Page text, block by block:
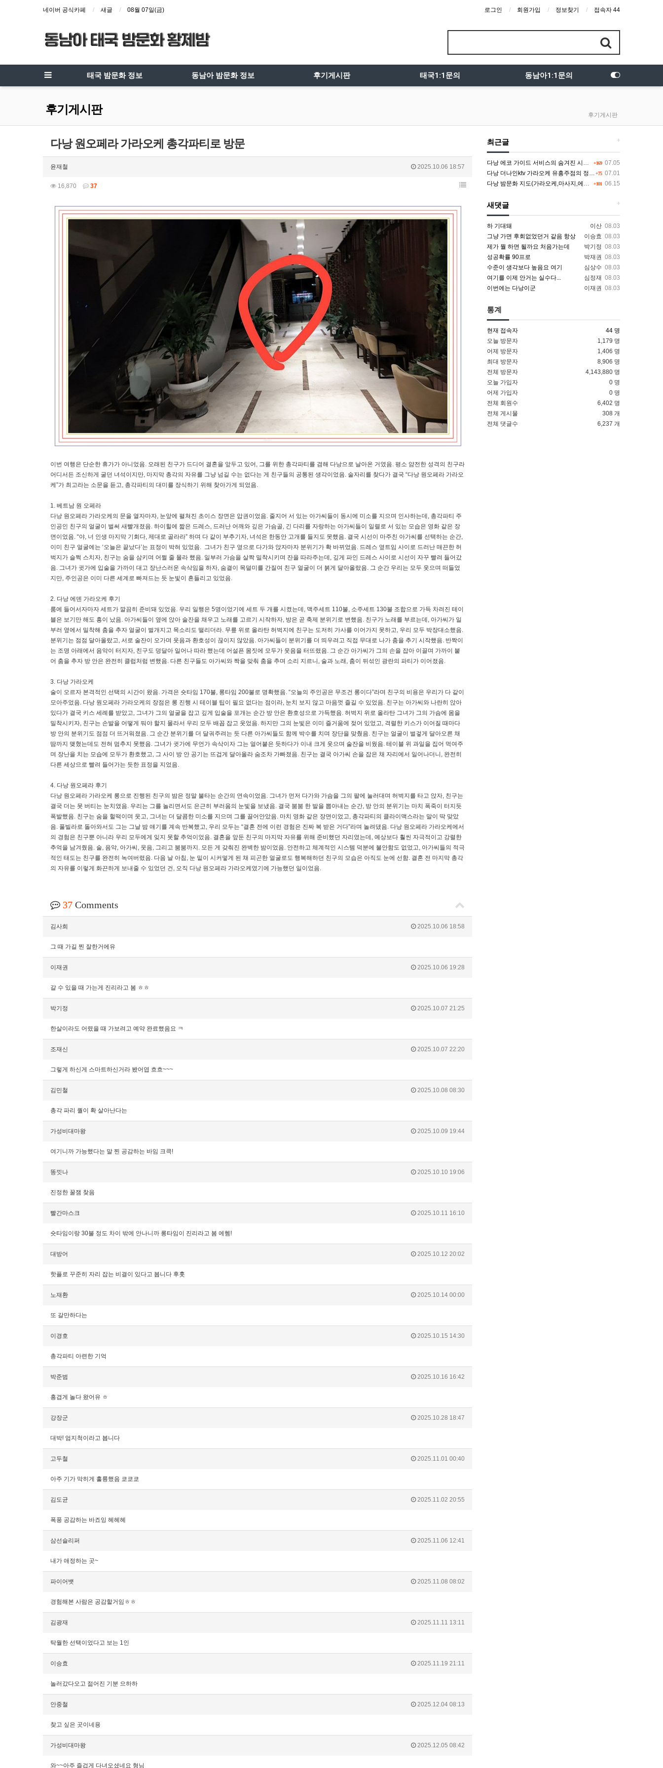
네이버 공식카페 새글 08월 07일(금) 로그인 회원가입 정보찾기 접속자 44
태국 밤문화 정보 동남아 밤문화 정보 후기게시판 태국1:1문의 동남아1:1문의
후기게시판 후기게시판
다낭 원오페라 가라오케 총각파티로 방문
윤재철 2025.10.06 18:57
16,870 37
이번 여행은 단순한 휴가가 아니었음. 오래된 친구가 드디어 결혼을 앞두고 있어, 그를 위한 총각파티를 겸해 다낭으로 날아온 거였음. 평소 얌전한 성격의 친구라
어디서든 조신하게 굴던 녀석이지만, 마지막 총각의 자유를 그냥 넘길 수는 없다는 게 친구들의 공통된 생각이었음. 술자리를 찾다가 결국 “다낭 원오페라 가라오
케”가 최고라는 소문을 듣고, 총각파티의 대미를 장식하기 위해 찾아가게 되었음.
1. 베트남 원 오페라
다낭 원오페라 가라오케의 문을 열자마자, 눈앞에 펼쳐진 초이스 장면은 압권이었음. 줄지어 서 있는 아가씨들이 동시에 미소를 지으며 인사하는데, 총각파티 주
인공인 친구의 얼굴이 벌써 새빨개졌음. 하이힐에 짧은 드레스, 드러난 어깨와 깊은 가슴골, 긴 다리를 자랑하는 아가씨들이 일렬로 서 있는 모습은 영화 같은 장
면이었음. “야, 너 인생 마지막 기회다, 제대로 골라라” 하며 다 같이 부추기자, 녀석은 한동안 고개를 들지도 못했음. 결국 시선이 마주친 아가씨를 선택하는 순간,
이미 친구 얼굴에는 ‘오늘은 끝났다’는 표정이 박혀 있었음. 그녀가 친구 옆으로 다가와 앉자마자 분위기가 확 바뀌었음. 드레스 옆트임 사이로 드러난 매끈한 허
벅지가 슬쩍 스치자, 친구는 숨을 삼키며 어쩔 줄 몰라 했음. 일부러 가슴을 살짝 밀착시키며 잔을 따라주는데, 깊게 파인 드레스 사이로 시선이 자꾸 빨려 들어갔
음. 그녀가 귓가에 입술을 가까이 대고 장난스러운 속삭임을 하자, 숨결이 목덜미를 간질여 친구 얼굴이 더 붉게 달아올랐음. 그 순간 우리는 모두 웃으며 떠들었
지만, 주인공은 이미 다른 세계로 빠져드는 듯 눈빛이 흔들리고 있었음.
2. 다낭 에덴 가라오케 후기
룸에 들어서자마자 세트가 깔끔히 준비돼 있었음. 우리 일행은 5명이었기에 세트 두 개를 시켰는데, 맥주세트 110불, 소주세트 130불 조합으로 가득 차려진 테이
블은 보기만 해도 흥이 났음. 아가씨들이 옆에 앉아 술잔을 채우고 노래를 고르기 시작하자, 방은 곧 축제 분위기로 변했음. 친구가 노래를 부르는데, 아가씨가 일
부러 옆에서 밀착해 춤을 추자 얼굴이 벌개지고 목소리도 떨리더라. 무릎 위로 올라탄 허벅지에 친구는 도저히 가사를 이어가지 못하고, 우리 모두 박장대소했음.
분위기는 점점 달아올랐고, 서로 술잔이 오가며 웃음과 환호성이 끊이지 않았음. 아가씨들이 분위기를 더 띄우려고 직접 무대로 나가 춤을 추기 시작했음. 반짝이
는 조명 아래에서 음악이 터지자, 친구도 덩달아 일어나 따라 했는데 어설픈 몸짓에 모두가 웃음을 터뜨렸음. 그 순간 아가씨가 그의 손을 잡아 이끌며 가까이 붙
어 춤을 추자 방 안은 완전히 클럽처럼 변했음. 다른 친구들도 아가씨와 짝을 맞춰 춤을 추며 소리 지르니, 술과 노래, 춤이 뒤섞인 광란의 파티가 이어졌음.
3. 다낭 가라오케
술이 오르자 본격적인 선택의 시간이 왔음. 가격은 숏타임 170불, 롱타임 200불로 명확했음. “오늘의 주인공은 무조건 롱이다”라며 친구의 비용은 우리가 다 같이
모아주었음. 다낭 원오페라 가라오케의 장점은 롱 진행 시 테이블 팁이 필요 없다는 점이라, 눈치 보지 않고 마음껏 즐길 수 있었음. 친구는 아가씨와 나란히 앉아
있다가 결국 키스 세례를 받았고, 그녀가 그의 얼굴을 잡고 깊게 입술을 포개는 순간 방 안은 환호성으로 가득했음. 허벅지 위로 올라탄 그녀가 그의 가슴에 몸을
밀착시키자, 친구는 손발을 어떻게 둬야 할지 몰라서 우리 모두 배꼽 잡고 웃었음. 하지만 그의 눈빛은 이미 즐거움에 젖어 있었고, 격렬한 키스가 이어질 때마다
방 안의 분위기도 점점 더 뜨거워졌음. 그 순간 분위기를 더 달궈주려는 듯 다른 아가씨들도 함께 박수를 치며 장단을 맞췄음. 친구는 얼굴이 벌겋게 달아오른 채
땀까지 맺혔는데도 전혀 멈추지 못했음. 그녀가 귓가에 무언가 속삭이자 그는 얼어붙은 듯하다가 이내 크게 웃으며 술잔을 비웠음. 테이블 위 과일을 집어 먹여주
며 장난을 치는 모습에 모두가 환호했고, 그 사이 방 안 공기는 뜨겁게 달아올라 숨조차 가빠졌음. 친구는 결국 아가씨 손을 잡은 채 자리에서 일어나더니, 완전히
다른 세상으로 빨려 들어가는 듯한 표정을 지었음.
4. 다낭 원오페라 후기
다낭 원오페라 가라오케 롱으로 진행된 친구의 밤은 정말 불타는 순간의 연속이었음. 그녀가 먼저 다가와 가슴을 그의 팔에 눌러대며 허벅지를 타고 앉자, 친구는
결국 더는 못 버티는 눈치였음. 우리는 그를 놀리면서도 은근히 부러움의 눈빛을 보냈음. 결국 붐붐 한 발을 뽑아내는 순간, 방 안의 분위기는 마치 폭죽이 터지듯
폭발했음. 친구는 숨을 헐떡이며 웃고, 그녀는 더 달콤한 미소를 지으며 그를 끌어안았음. 마치 영화 같은 장면이었고, 총각파티의 클라이맥스라는 말이 딱 맞았
음. 풀빌라로 돌아와서도 그는 그날 밤 얘기를 계속 반복했고, 우리 모두는 “결혼 전에 이런 경험은 진짜 복 받은 거다”라며 놀려댔음. 다낭 원오페라 가라오케에서
의 경험은 친구뿐 아니라 우리 모두에게 잊지 못할 추억이었음. 결혼을 앞둔 친구의 마지막 자유를 위해 준비했던 자리였는데, 예상보다 훨씬 자극적이고 강렬한
추억을 남겨줬음. 술, 음악, 아가씨, 웃음, 그리고 붐붐까지. 모든 게 갖춰진 완벽한 밤이었음. 안전하고 체계적인 시스템 덕분에 불안함도 없었고, 아가씨들의 적극
적인 태도는 친구를 완전히 녹여버렸음. 다음 날 아침, 눈 밑이 시커멓게 된 채 피곤한 얼굴로도 행복해하던 친구의 모습은 아직도 눈에 선함. 결혼 전 마지막 총각
의 자유를 이렇게 화끈하게 보내줄 수 있었던 건, 오직 다낭 원오페라 가라오케였기에 가능했던 일이었음.
37 Comments
김사희 2025.10.06 18:58
그 때 가길 찐 잘한거에유
이재권 2025.10.06 19:28
갈 수 있을 때 가는게 진리라고 봄 ㅎㅎ
박기정 2025.10.07 21:25
한살이라도 어렸을 때 가보려고 예약 완료했음요 ㅋ
조재신 2025.10.07 22:20
그렇게 하신게 스마트하신거라 봤어엽 흐흐~~~
김민철 2025.10.08 08:30
총각 파리 퀄이 확 살아난다는
가성비대마왕 2025.10.09 19:44
여기니까 가능했다는 말 찐 공감하는 바임 크큭!
똥낏나 2025.10.10 19:06
진정한 꿀잼 찾음
빨간마스크 2025.10.11 16:10
숏타임이랑 30불 정도 차이 밖에 안나니까 롱타임이 진리라고 봄 에헴!
대방어 2025.10.12 20:02
핫플로 꾸준히 자리 잡는 비결이 있다고 봅니다 후훗
노재환 2025.10.14 00:00
또 갈만하다는
이경호 2025.10.15 14:30
총각파티 아련한 기억
박준범 2025.10.16 16:42
흥겹게 놀다 왔어유 ㅎ
강장군 2025.10.28 18:47
대박! 엄지척이라고 봅니다
고두철 2025.11.01 00:40
아주 기가 막히게 훌륭했음 쿄쿄쿄
김도균 2025.11.02 20:55
폭풍 공감하는 바죠잉 헤헤헤
삼선슬리퍼 2025.11.06 12:41
내가 애정하는 곳~
파이어뱃 2025.11.08 08:02
경험해본 사람은 공감할거임ㅎㅎ
김광재 2025.11.11 13:11
탁월한 선택이었다고 보는 1인
이승효 2025.11.19 21:11
놀러갔다오고 젊어진 기분 으하하
안중철 2025.12.04 08:13
찾고 싶은 곳이네용
가성비대마왕 2025.12.05 08:42
와~~아주 즐겁게 다녀오셨네요 형님
+
최근글
+169 07.05
다낭 에코 가이드 서비스의 숨겨진 시스템과 다채로운 인력 풀의 진실
+75 07.01
다낭 더나인ktv 가라오케 유흥주점의 정석을 찾고 있다면 여기
+101 06.15
다낭 밤문화 지도(가라오케,마사지,에코걸,토킹바,클럽) 유흥별 가격 및 후기공유
+
새댓글
이산 08.03
하 기대돼
이승효 08.03
그냥 가면 후회없었던거 같음 항상
박기정 08.03
제가 뭘 하면 될까요 처음가는데
박재권 08.03
성공확률 90프로
심상수 08.03
수준이 생각보다 높음요 여기
심정재 08.03
여기를 이제 안거는 실수다...
이재권 08.03
이번에는 다낭이군
통계
현재 접속자
44 명
오늘 방문자
1,179 명
어제 방문자
1,406 명
최대 방문자
8,906 명
전체 방문자
4,143,880 명
오늘 가입자
0 명
어제 가입자
0 명
전체 회원수
6,402 명
전체 게시물
308 개
전체 댓글수
6,237 개